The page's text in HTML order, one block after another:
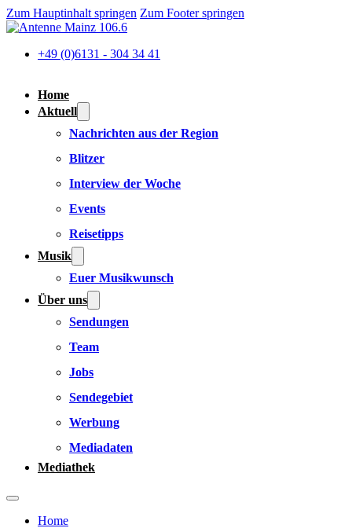
Zum Hauptinhalt springen Zum Footer springen
+49 (0)6131 - 304 34 41
Home
Aktuell
Nachrichten aus der Region
Blitzer
Interview der Woche
Events
Reisetipps
Musik
Euer Musikwunsch
Über uns
Sendungen
Team
Jobs
Sendegebiet
Werbung
Mediadaten
Mediathek
Home